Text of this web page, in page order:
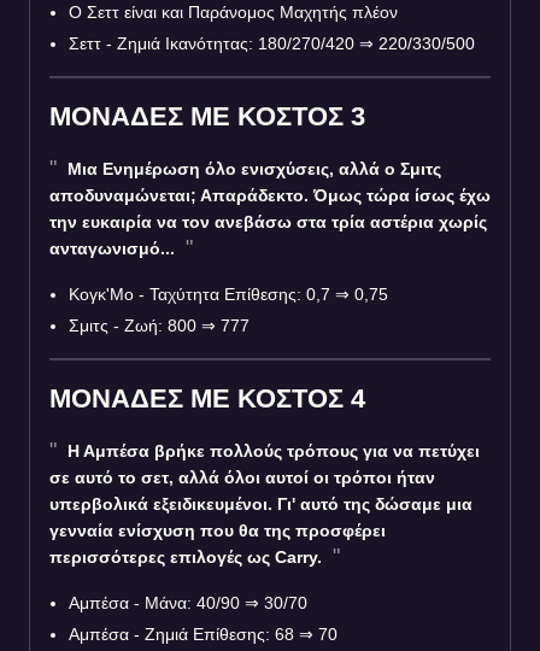
Ο Σεττ είναι και Παράνομος Μαχητής πλέον
Σεττ - Ζημιά Ικανότητας: 180/270/420 ⇒ 220/330/500
ΜΟΝΑΔΕΣ ΜΕ ΚΟΣΤΟΣ 3
Μια Ενημέρωση όλο ενισχύσεις, αλλά ο Σμιτς
αποδυναμώνεται; Απαράδεκτο. Όμως τώρα ίσως έχω
την ευκαιρία να τον ανεβάσω στα τρία αστέρια χωρίς
ανταγωνισμό...
Κογκ'Μο - Ταχύτητα Επίθεσης: 0,7 ⇒ 0,75
Σμιτς - Ζωή: 800 ⇒ 777
ΜΟΝΑΔΕΣ ΜΕ ΚΟΣΤΟΣ 4
Η Αμπέσα βρήκε πολλούς τρόπους για να πετύχει
σε αυτό το σετ, αλλά όλοι αυτοί οι τρόποι ήταν
υπερβολικά εξειδικευμένοι. Γι' αυτό της δώσαμε μια
γενναία ενίσχυση που θα της προσφέρει
περισσότερες επιλογές ως Carry.
Αμπέσα - Μάνα: 40/90 ⇒ 30/70
Αμπέσα - Ζημιά Επίθεσης: 68 ⇒ 70